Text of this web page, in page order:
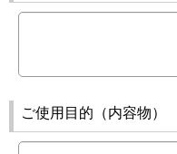
ご使用目的（内容物）